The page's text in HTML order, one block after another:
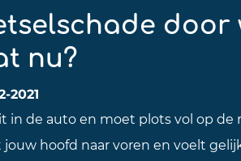
door
nu?
2021
in de auto en moet plots vol op de
jouw hoofd naar voren en voelt